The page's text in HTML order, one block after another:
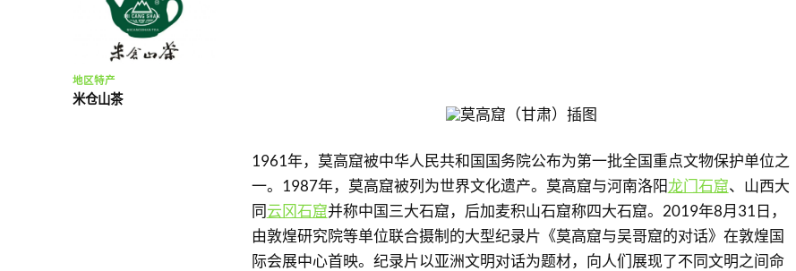
地区特产
米仓山茶
1961年，莫高窟被中华人民共和国国务院公布为第一批全国重点文物保护单位之
一。1987年，莫高窟被列为世界文化遗产。莫高窟与河南洛阳龙门石窟、山西大
同云冈石窟并称中国三大石窟，后加麦积山石窟称四大石窟。2019年8月31日，
由敦煌研究院等单位联合摄制的大型纪录片《莫高窟与吴哥窟的对话》在敦煌国
际会展中心首映。纪录片以亚洲文明对话为题材，向人们展现了不同文明之间命